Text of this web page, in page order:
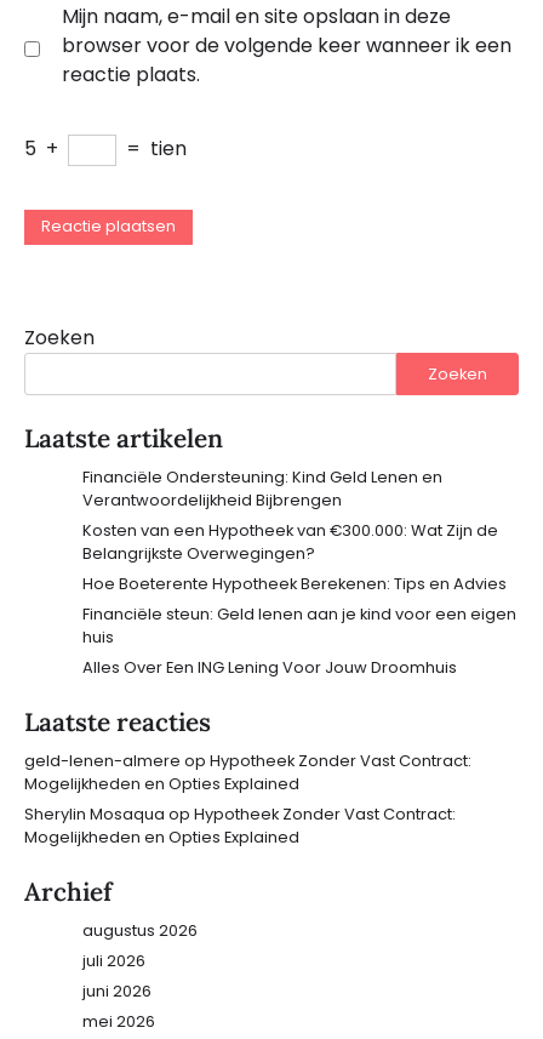
Mijn naam, e-mail en site opslaan in deze
browser voor de volgende keer wanneer ik een
reactie plaats.
5 + = tien
Zoeken
Zoeken
Laatste artikelen
Financiële Ondersteuning: Kind Geld Lenen en
Verantwoordelijkheid Bijbrengen
Kosten van een Hypotheek van €300.000: Wat Zijn de
Belangrijkste Overwegingen?
Hoe Boeterente Hypotheek Berekenen: Tips en Advies
Financiële steun: Geld lenen aan je kind voor een eigen
huis
Alles Over Een ING Lening Voor Jouw Droomhuis
Laatste reacties
geld-lenen-almere op Hypotheek Zonder Vast Contract:
Mogelijkheden en Opties Explained
Sherylin Mosaqua op Hypotheek Zonder Vast Contract:
Mogelijkheden en Opties Explained
Archief
augustus 2026
juli 2026
juni 2026
mei 2026